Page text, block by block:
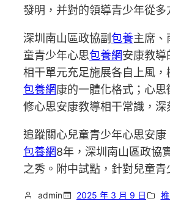
發明，并對的領導青少年從
深圳南山區政協副包養主席、
童青少年心思包養網安康教導
相干單元充足施展各自上風
包養網康的一體化格式；心
修心思安康教導相干常識，深
追蹤關心兒童青少年心思安康
包養網8年，深圳南山區政協
之秀。附中試點，針對兒童
admin 2025 年 3 月 9 日